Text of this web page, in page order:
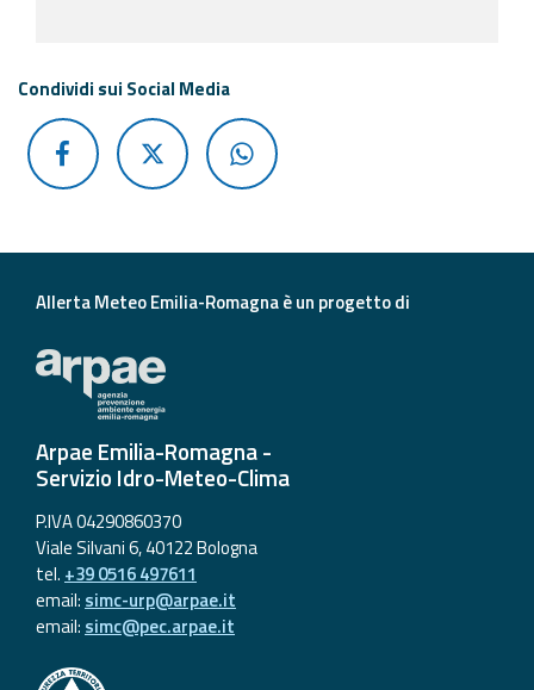
Condividi sui Social Media
Allerta Meteo Emilia-Romagna è un progetto di
Arpae Emilia-Romagna -
Servizio Idro-Meteo-Clima
P.IVA 04290860370
Viale Silvani 6, 40122 Bologna
tel. +39 0516 497611
email: simc-urp@arpae.it
email: simc@pec.arpae.it